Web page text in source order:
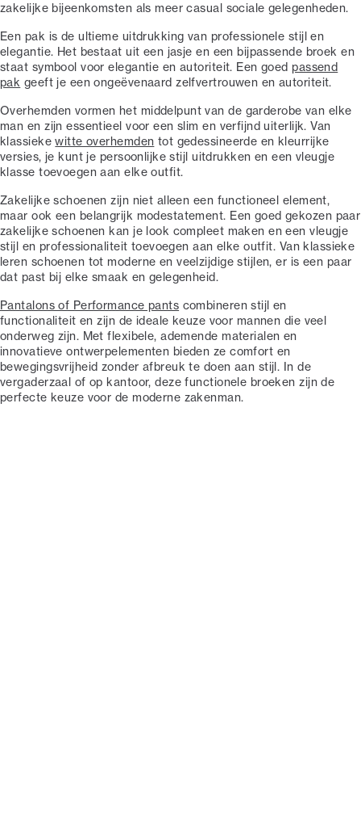
zakelijke bijeenkomsten als meer casual sociale gelegenheden.
Een pak is de ultieme uitdrukking van professionele stijl en
elegantie. Het bestaat uit een jasje en een bijpassende broek en
staat symbool voor elegantie en autoriteit. Een goed passend
pak geeft je een ongeëvenaard zelfvertrouwen en autoriteit.
Overhemden vormen het middelpunt van de garderobe van elke
man en zijn essentieel voor een slim en verfijnd uiterlijk. Van
klassiekewitte overhemden tot gedessineerde en kleurrijke
versies, je kunt je persoonlijke stijl uitdrukken en een vleugje
klasse toevoegen aan elke outfit.
Zakelijke schoenen zijn niet alleen een functioneel element,
maar ook een belangrijk modestatement. Een goed gekozen paar
zakelijke schoenen kan je look compleet maken en een vleugje
stijl en professionaliteit toevoegen aan elke outfit. Van klassieke
leren schoenen tot moderne en veelzijdige stijlen, er is een paar
dat past bij elke smaak en gelegenheid.
Pantalons of Performance pants combineren stijl en
functionaliteit en zijn de ideale keuze voor mannen die veel
onderweg zijn. Met flexibele, ademende materialen en
innovatieve ontwerpelementen bieden ze comfort en
bewegingsvrijheid zonder afbreuk te doen aan stijl. In de
vergaderzaal of op kantoor, deze functionele broeken zijn de
perfecte keuze voor de moderne zakenman.